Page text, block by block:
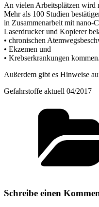
An vielen Arbeitsplätzen wird
Mehr als 100 Studien
in Zusammenarbeit mit nano-
Laserdrucker und Kopierer
• chronischen
• Ekzemen und
• Krebserkrankungen kommen.
Außerdem gibt es Hinweise
Gefahrstoffe aktuell 04/2017
Schreibe einen